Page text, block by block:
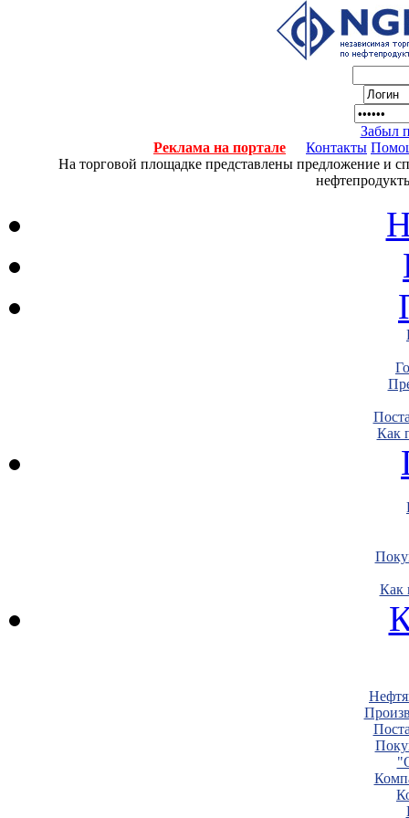
Забыл
Реклама на портале
Контакты
На торговой площадке представлены предложение и
Как
Как